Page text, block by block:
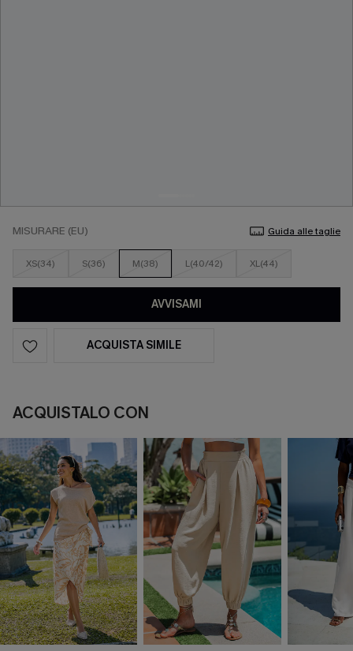
MISURARE (EU) Guida alle taglie
XS(34) S(36) M(38) L(40/42) XL(44)
AVVISAMI
ACQUISTA SIMILE
ACQUISTALO CON